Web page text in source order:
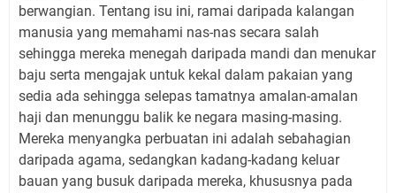
berwangian. Tentang isu ini, ramai daripada kalangan
manusia yang memahami nas-nas secara salah
sehingga mereka menegah daripada mandi dan menukar
baju serta mengajak untuk kekal dalam pakaian yang
sedia ada sehingga selepas tamatnya amalan-amalan
haji dan menunggu balik ke negara masing-masing.
Mereka menyangka perbuatan ini adalah sebahagian
daripada agama, sedangkan kadang-kadang keluar
bauan yang busuk daripada mereka, khususnya pada